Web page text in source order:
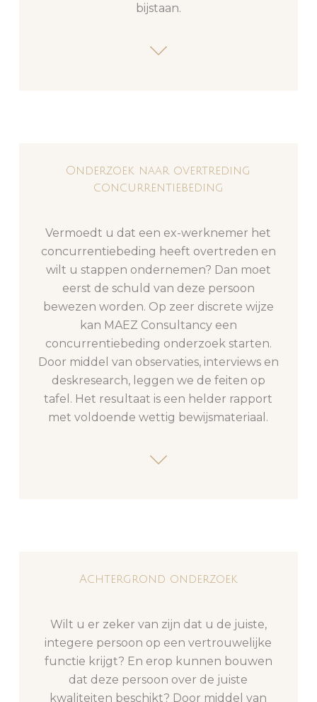
bijstaan.
Onderzoek naar overtreding
concurrentiebeding
Vermoedt u dat een ex-werknemer het
concurrentiebeding heeft overtreden en
wilt u stappen ondernemen? Dan moet
eerst de schuld van deze persoon
bewezen worden. Op zeer discrete wijze
kan MAEZ Consultancy een
concurrentiebeding onderzoek starten.
Door middel van observaties, interviews en
deskresearch, leggen we de feiten op
tafel. Het resultaat is een helder rapport
met voldoende wettig bewijsmateriaal.
Achtergrond onderzoek
Wilt u er zeker van zijn dat u de juiste,
integere persoon op een vertrouwelijke
functie krijgt? En erop kunnen bouwen
dat deze persoon over de juiste
kwaliteiten beschikt? Door middel van